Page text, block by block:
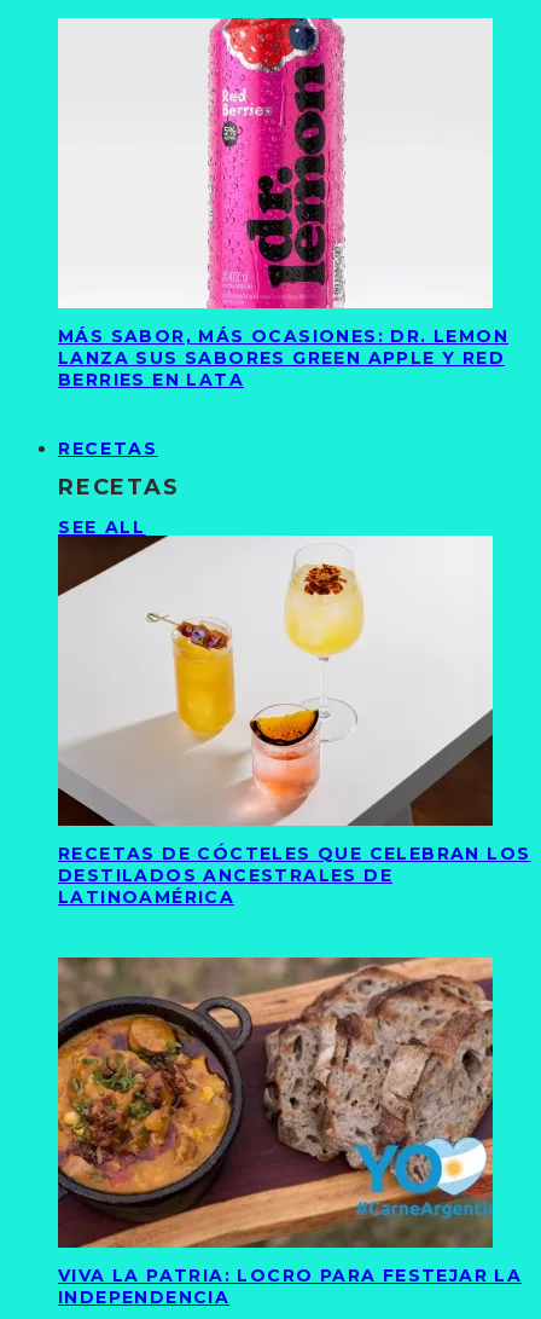
MÁS SABOR, MÁS OCASIONES: DR. LEMON
LANZA SUS SABORES GREEN APPLE Y RED
BERRIES EN LATA
RECETAS
RECETAS
SEE ALL
RECETAS DE CÓCTELES QUE CELEBRAN LOS
DESTILADOS ANCESTRALES DE
LATINOAMÉRICA
VIVA LA PATRIA: LOCRO PARA FESTEJAR LA
INDEPENDENCIA